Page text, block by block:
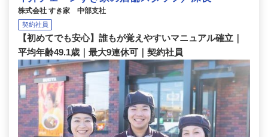
株式会社 すき家 中部支社
契約社員
【初めてでも安心】誰もが覚えやすいマニュアル確立｜
平均年齢49.1歳｜最大9連休可｜契約社員